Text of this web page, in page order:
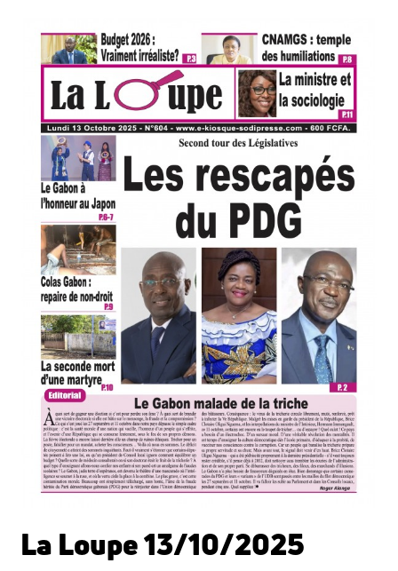
La Loupe 13/10/2025